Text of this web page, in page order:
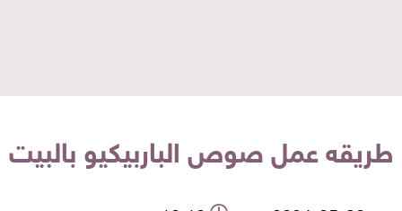
طريقه عمل صوص الباربيكيو بالبيت